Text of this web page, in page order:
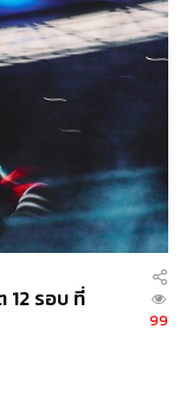
12 รอบ ที่
99